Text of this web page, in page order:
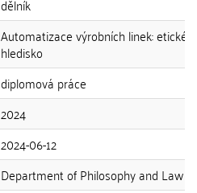
dělník
Automatizace výrobních linek: etické
hledisko
diplomová práce
2024
2024-06-12
Department of Philosophy and Law